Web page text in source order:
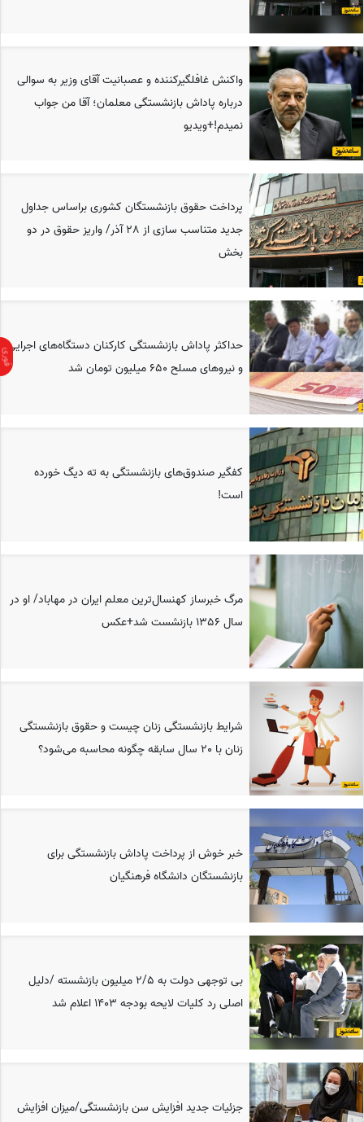
واکنش غافلگیرکننده و عصبانیت آقای وزیر به سوالی
درباره پاداش بازنشستگی معلمان؛ آقا من جواب
نمیدم!+ویدیو
پرداخت حقوق بازنشستگان کشوری براساس جداول
جدید متناسب سازی از 28 آذر/ واریز حقوق در دو
بخش
حداکثر پاداش بازنشستگی کارکنان دستگاه‌های اجرایی
و نیروهای مسلح 650 میلیون تومان شد
کفگیر صندوق‌های بازنشستگی به ته دیگ خورده
است!
مرگ خبرساز کهنسال‌ترین معلم ایران در مهاباد/ او در
سال 1356 بازنشست شد+عکس
شرایط بازنشستگی زنان چیست و حقوق بازنشستگی
زنان با 20 سال سابقه چگونه محاسبه می‌شود؟
خبر خوش از پرداخت پاداش بازنشستگی برای
بازنشستگان دانشگاه فرهنگیان
بی توجهی دولت به 2/5 میلیون بازنشسته /دلیل
اصلی رد کلیات لایحه بودجه 1403 اعلام شد
جزئیات جدید افزایش سن بازنشستگی/میزان افزایش